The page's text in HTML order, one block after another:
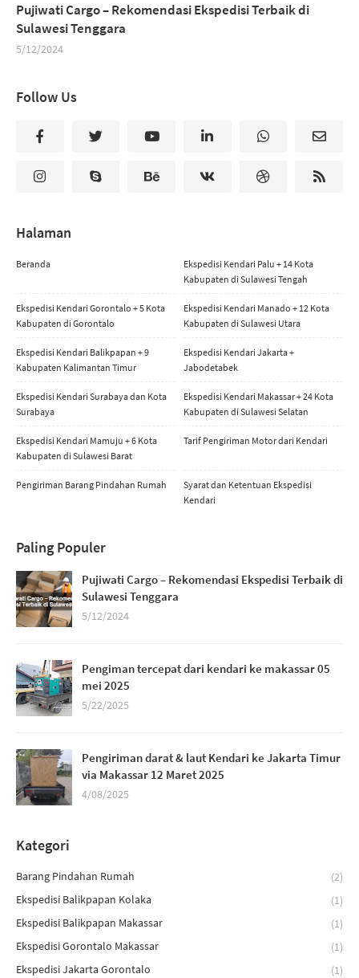
Pujiwati Cargo – Rekomendasi Ekspedisi Terbaik di
Sulawesi Tenggara
5/12/2024
Follow Us
Halaman
Beranda
Ekspedisi Kendari Palu + 14 Kota
Kabupaten di Sulawesi Tengah
Ekspedisi Kendari Gorontalo + 5 Kota
Kabupaten di Gorontalo
Ekspedisi Kendari Manado + 12 Kota
Kabupaten di Sulawesi Utara
Ekspedisi Kendari Balikpapan + 9
Kabupaten Kalimantan Timur
Ekspedisi Kendari Jakarta +
Jabodetabek
Ekspedisi Kendari Surabaya dan Kota
Surabaya
Ekspedisi Kendari Makassar + 24 Kota
Kabupaten di Sulawesi Selatan
Ekspedisi Kendari Mamuju + 6 Kota
Kabupaten di Sulawesi Barat
Tarif Pengiriman Motor dari Kendari
Pengiriman Barang Pindahan Rumah
Syarat dan Ketentuan Ekspedisi
Kendari
Paling Populer
Pujiwati Cargo – Rekomendasi Ekspedisi Terbaik di
Sulawesi Tenggara
5/12/2024
Pengiman tercepat dari kendari ke makassar 05
mei 2025
5/22/2025
Pengiriman darat & laut Kendari ke Jakarta Timur
via Makassar 12 Maret 2025
4/08/2025
Kategori
Barang Pindahan Rumah
(2)
Ekspedisi Balikpapan Kolaka
(1)
Ekspedisi Balikpapan Makassar
(1)
Ekspedisi Gorontalo Makassar
(1)
Ekspedisi Jakarta Gorontalo
(1)